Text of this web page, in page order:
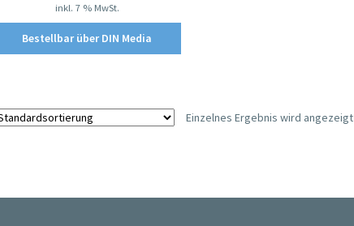
inkl. 7 % MwSt.
Bestellbar über DIN Media
Einzelnes Ergebnis wird angezeigt